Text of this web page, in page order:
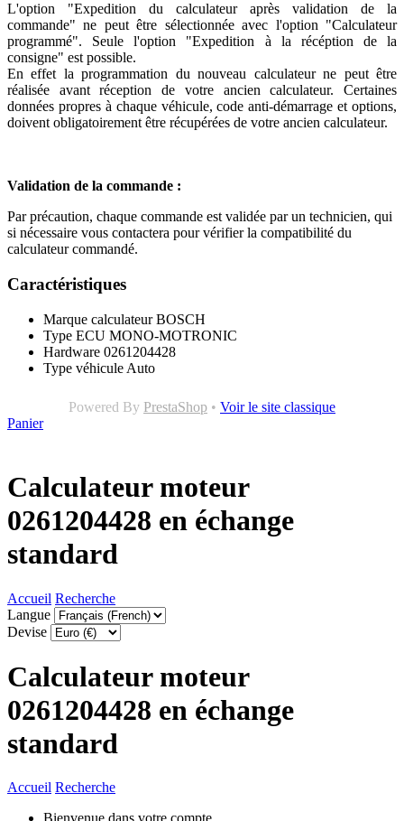
L'option "Expedition du calculateur après validation de la
commande" ne peut être sélectionnée avec l'option "Calculateur
programmé". Seule l'option "Expedition à la récéption de la
consigne" est possible.
En effet la programmation du nouveau calculateur ne peut être
réalisée avant réception de votre ancien calculateur. Certaines
données propres à chaque véhicule, code anti-démarrage et options,
doivent obligatoirement être récupérées de votre ancien calculateur.
Validation de la commande :
Par précaution, chaque commande est validée par un technicien, qui
si nécessaire vous contactera pour vérifier la compatibilité du
calculateur commandé.
Caractéristiques
Marque calculateur BOSCH
Type ECU MONO-MOTRONIC
Hardware 0261204428
Type véhicule Auto
Powered By PrestaShop • Voir le site classique
Panier
Calculateur moteur
0261204428 en échange
standard
Accueil Recherche
Langue
Devise
Calculateur moteur
0261204428 en échange
standard
Accueil Recherche